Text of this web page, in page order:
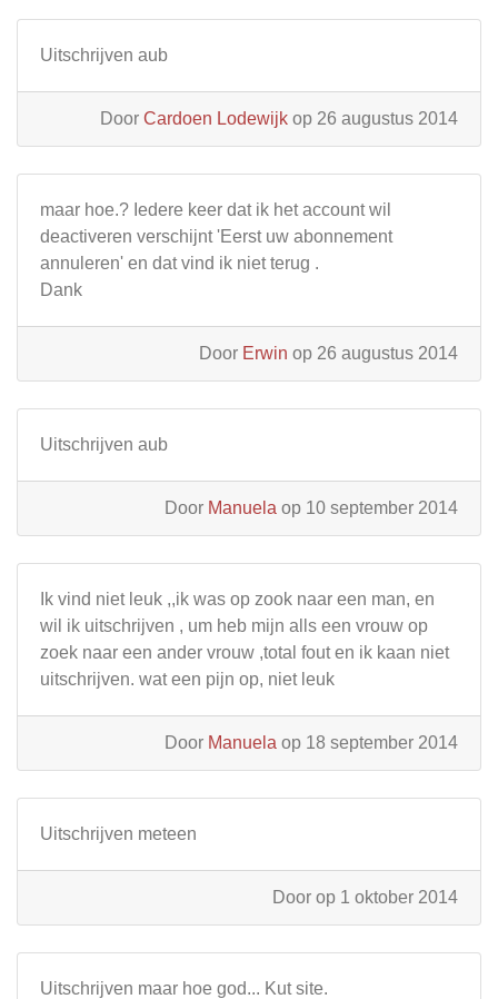
Uitschrijven aub
Door Cardoen Lodewijk op 26 augustus 2014
maar hoe.? Iedere keer dat ik het account wil
deactiveren verschijnt 'Eerst uw abonnement
annuleren' en dat vind ik niet terug .
Dank
Door Erwin op 26 augustus 2014
Uitschrijven aub
Door Manuela op 10 september 2014
Ik vind niet leuk ,,ik was op zook naar een man, en
wil ik uitschrijven , um heb mijn alls een vrouw op
zoek naar een ander vrouw ,total fout en ik kaan niet
uitschrijven. wat een pijn op, niet leuk
Door Manuela op 18 september 2014
Uitschrijven meteen
Door op 1 oktober 2014
Uitschrijven maar hoe god... Kut site.